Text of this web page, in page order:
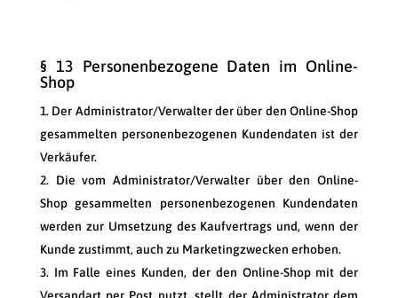
§ 13 Personenbezogene Daten im Online-
Shop
Der Administrator/Verwalter der über den Online-Shop
gesammelten personenbezogenen Kundendaten ist der
Verkäufer.
Die vom Administrator/Verwalter über den Online-
Shop gesammelten personenbezogenen Kundendaten
werden zur Umsetzung des Kaufvertrags und, wenn der
Kunde zustimmt, auch zu Marketingzwecken erhoben.
Im Falle eines Kunden, der den Online-Shop mit der